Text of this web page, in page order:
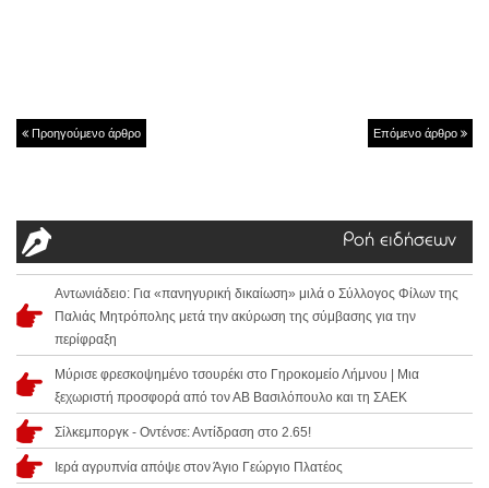
Προηγούμενο άρθρο Επόμενο άρθρο
Ροή ειδήσεων
Αντωνιάδειο: Για «πανηγυρική δικαίωση» μιλά ο Σύλλογος Φίλων της
Παλιάς Μητρόπολης μετά την ακύρωση της σύμβασης για την
περίφραξη
Μύρισε φρεσκοψημένο τσουρέκι στο Γηροκομείο Λήμνου | Μια
ξεχωριστή προσφορά από τον ΑΒ Βασιλόπουλο και τη ΣΑΕΚ
Σίλκεμποργκ - Οντένσε: Αντίδραση στο 2.65!
Ιερά αγρυπνία απόψε στον Άγιο Γεώργιο Πλατέος